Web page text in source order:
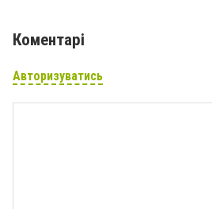
Коментарі
Авторизуватись